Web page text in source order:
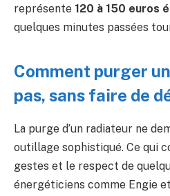
représente 120 à 150 euros
quelques minutes passées
Comment purger
pas, sans faire de
La purge d’un radiateur ne
outillage sophistiqué. Ce qui
gestes et le respect de
énergéticiens comme Engie